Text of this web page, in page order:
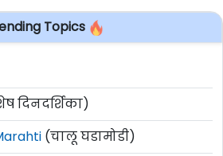
Topics
दिनदर्शिका)
(चालू घडामोडी)